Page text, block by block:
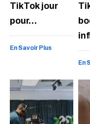
TikTok jour
pour…
En Savoir Plus
En